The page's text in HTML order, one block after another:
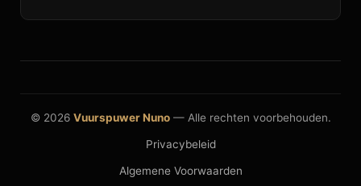
© 2026 Vuurspuwer Nuno— Alle rechten voorbehouden.
Privacybeleid
Algemene Voorwaarden